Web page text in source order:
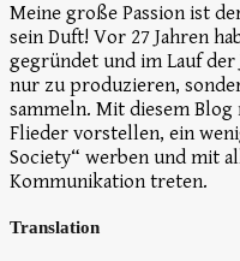
Meine große Passion ist
sein Duft! Vor 27 Jahren
gegründet und im Lauf
nur zu produzieren,
sammeln. Mit diesem
Flieder vorstellen, ein
Society“ werben und mit
Kommunikation treten.
Translation